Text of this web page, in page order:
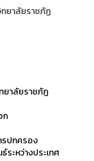
ทยาลัยราชภัฏ
ยาลัยราชภัฏ
ก
รปกครอง
ระหว่างประเทศ